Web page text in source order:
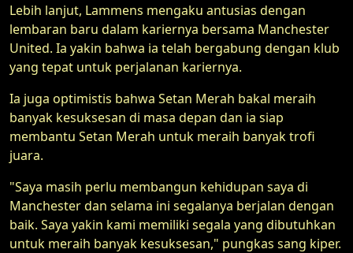
Lebih lanjut, Lammens mengaku antusias dengan
lembaran baru dalam kariernya bersama Manchester
United. Ia yakin bahwa ia telah bergabung dengan klub
yang tepat untuk perjalanan kariernya.
Ia juga optimistis bahwa Setan Merah bakal meraih
banyak kesuksesan di masa depan dan ia siap
membantu Setan Merah untuk meraih banyak trofi
juara.
"Saya masih perlu membangun kehidupan saya di
Manchester dan selama ini segalanya berjalan dengan
baik. Saya yakin kami memiliki segala yang dibutuhkan
untuk meraih banyak kesuksesan," pungkas sang kiper.